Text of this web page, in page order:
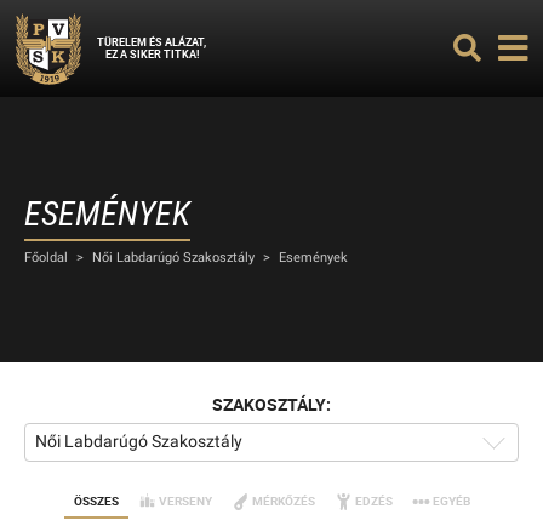
TÜRELEM ÉS ALÁZAT,
EZ A SIKER TITKA!
ESEMÉNYEK
Főoldal > Női Labdarúgó Szakosztály > Események
SZAKOSZTÁLY:
Női Labdarúgó Szakosztály
ÖSSZES VERSENY MÉRKŐZÉS EDZÉS EGYÉB